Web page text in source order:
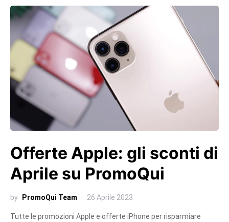
Offerte Apple: gli sconti di
Aprile su PromoQui
by PromoQui Team 26 Aprile 2023
Tutte le promozioni Apple e offerte iPhone per risparmiare